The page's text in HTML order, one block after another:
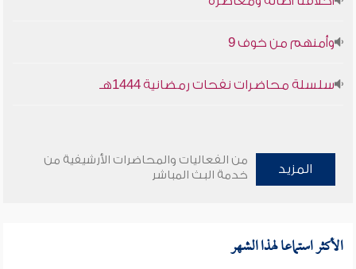
وأمنهم من خوف 9
سلسلة محاضرات نفحات رمضانية 1444هـ
المزيد
من الفعاليات والمحاضرات الأرشيفية من
خدمة البث المباشر
الأكثر استماعا لهذا الشهر